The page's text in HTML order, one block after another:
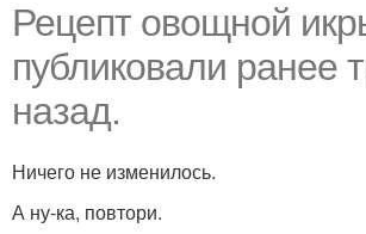
Рецепт овощной
публиковали ранее
назад.
Ничего не изменилось.
А ну-ка, повтори.